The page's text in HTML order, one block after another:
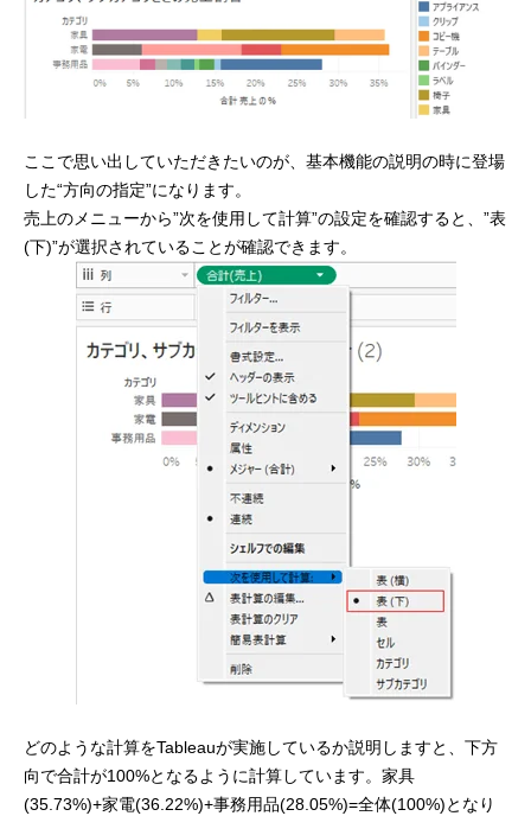
ここで思い出していただきたいのが、基本機能の説明の時に登場
した“方向の指定”になります。
売上のメニューから”次を使用して計算”の設定を確認すると、”表
(下)”が選択されていることが確認できます。
どのような計算をTableauが実施しているか説明しますと、下方
向で合計が100%となるように計算しています。家具
(35.73%)+家電(36.22%)+事務用品(28.05%)=全体(100%)となり